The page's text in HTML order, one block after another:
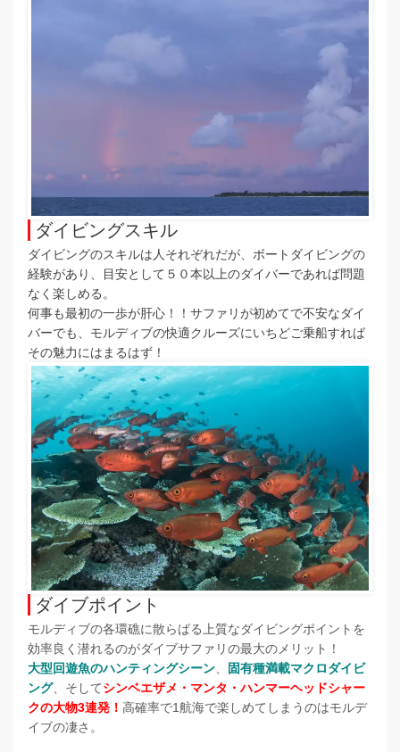
ダイビングスキル
ダイビングのスキルは人それぞれだが、ボートダイビングの
経験があり、目安として５０本以上のダイバーであれば問題
なく楽しめる。
何事も最初の一歩が肝心！！サファリが初めてで不安なダイ
バーでも、モルディブの快適クルーズにいちどご乗船すれば
その魅力にはまるはず！
ダイブポイント
モルディブの各環礁に散らばる上質なダイビングポイントを
効率良く潜れるのがダイブサファリの最大のメリット！
大型回遊魚のハンティングシーン、
固有種満載マクロダイビ
ング、そしてシンベエザメ・マンタ・ハンマーヘッドシャー
クの大物3連発！ 高確率で1航海で楽しめてしまうのはモルデ
イブの凄さ。